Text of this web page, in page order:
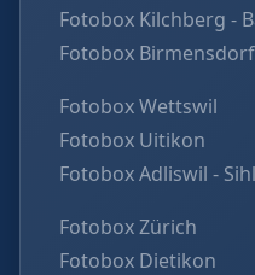
Fotobox Kilchberg -
Fotobox
Fotobox Wettswil
Fotobox Uitikon
Fotobox Adliswil -
Fotobox Zürich
Fotobox Dietikon